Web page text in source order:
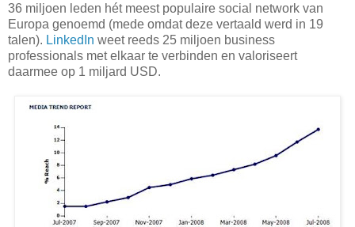
36 miljoen leden hét meest populaire social network van
Europa genoemd (mede omdat deze vertaald werd in 19
talen). LinkedIn weet reeds 25 miljoen business
professionals met elkaar te verbinden en valoriseert
daarmee op 1 miljard USD.